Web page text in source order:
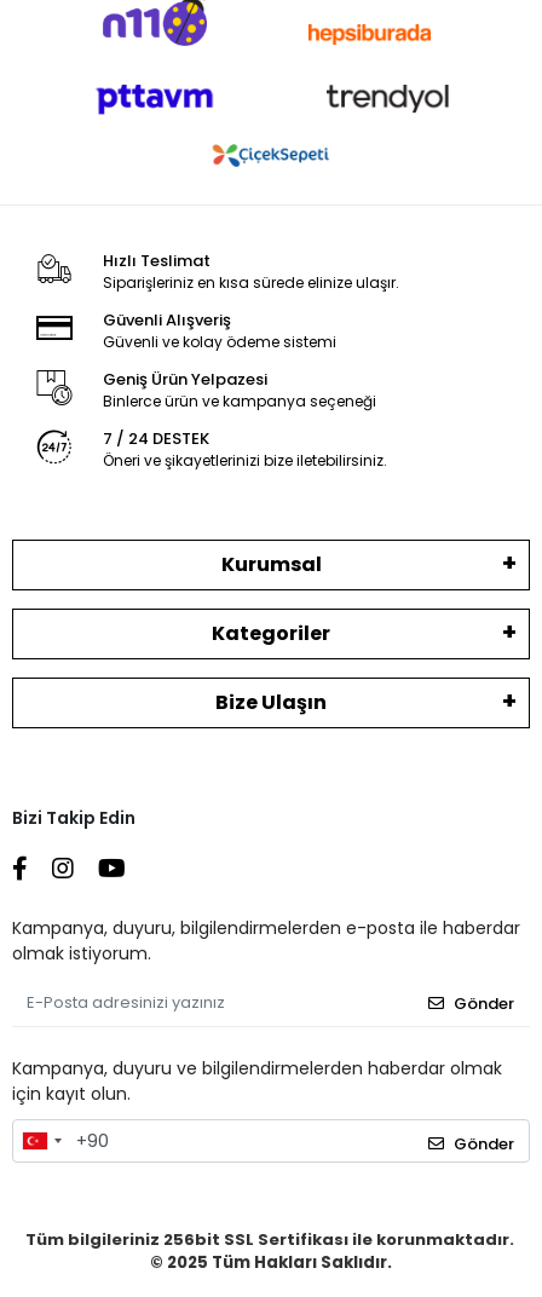
Hızlı Teslimat
Siparişleriniz en kısa sürede elinize ulaşır.
Güvenli Alışveriş
Güvenli ve kolay ödeme sistemi
Geniş Ürün Yelpazesi
Binlerce ürün ve kampanya seçeneği
7 / 24 DESTEK
Öneri ve şikayetlerinizi bize iletebilirsiniz.
Kurumsal
Kategoriler
Bize Ulaşın
Bizi Takip Edin
Kampanya, duyuru, bilgilendirmelerden e-posta ile haberdar
olmak istiyorum.
Gönder
Kampanya, duyuru ve bilgilendirmelerden haberdar olmak
için kayıt olun.
Gönder
Tüm bilgileriniz 256bit SSL Sertifikası ile korunmaktadır.
© 2025 Tüm Hakları Saklıdır.